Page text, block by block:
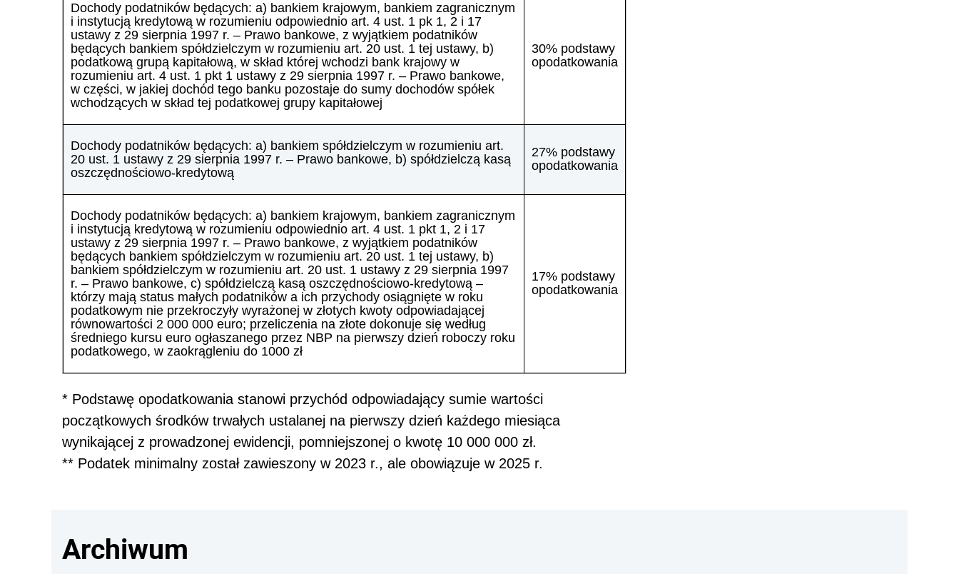
Dochody podatników będących: a) bankiem krajowym, bankiem zagranicznym
i instytucją kredytową w rozumieniu odpowiednio art. 4 ust. 1 pk 1, 2 i 17
ustawy z 29 sierpnia 1997 r. – Prawo bankowe, z wyjątkiem podatników
będących bankiem spółdzielczym w rozumieniu art. 20 ust. 1 tej ustawy, b)
podatkową grupą kapitałową, w skład której wchodzi bank krajowy w
rozumieniu art. 4 ust. 1 pkt 1 ustawy z 29 sierpnia 1997 r. – Prawo bankowe,
w części, w jakiej dochód tego banku pozostaje do sumy dochodów spółek
wchodzących w skład tej podatkowej grupy kapitałowej
30% podstawy
opodatkowania
Dochody podatników będących: a) bankiem spółdzielczym w rozumieniu art.
20 ust. 1 ustawy z 29 sierpnia 1997 r. – Prawo bankowe, b) spółdzielczą kasą
oszczędnościowo-kredytową
27% podstawy
opodatkowania
Dochody podatników będących: a) bankiem krajowym, bankiem zagranicznym
i instytucją kredytową w rozumieniu odpowiednio art. 4 ust. 1 pkt 1, 2 i 17
ustawy z 29 sierpnia 1997 r. – Prawo bankowe, z wyjątkiem podatników
będących bankiem spółdzielczym w rozumieniu art. 20 ust. 1 tej ustawy, b)
bankiem spółdzielczym w rozumieniu art. 20 ust. 1 ustawy z 29 sierpnia 1997
r. – Prawo bankowe, c) spółdzielczą kasą oszczędnościowo-kredytową –
którzy mają status małych podatników a ich przychody osiągnięte w roku
podatkowym nie przekroczyły wyrażonej w złotych kwoty odpowiadającej
równowartości 2 000 000 euro; przeliczenia na złote dokonuje się według
średniego kursu euro ogłaszanego przez NBP na pierwszy dzień roboczy roku
podatkowego, w zaokrągleniu do 1000 zł
17% podstawy
opodatkowania
* Podstawę opodatkowania stanowi przychód odpowiadający sumie wartości
początkowych środków trwałych ustalanej na pierwszy dzień każdego miesiąca
wynikającej z prowadzonej ewidencji, pomniejszonej o kwotę 10 000 000 zł.
** Podatek minimalny został zawieszony w 2023 r., ale obowiązuje w 2025 r.
Archiwum